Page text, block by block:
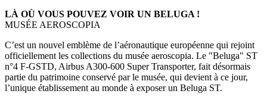
LÀ OÙ VOUS POUVEZ VOIR UN BELUGA !
MUSÉE AEROSCOPIA
C’est un nouvel emblème de l’aéronautique européenne qui rejoint
officiellement les collections du musée aeroscopia. Le "Beluga" ST
n°4 F-GSTD, Airbus A300-600 Super Transporter, fait désormais
partie du patrimoine conservé par le musée, qui devient à ce jour,
l’unique établissement au monde à exposer un Beluga ST.